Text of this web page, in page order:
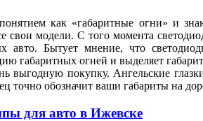
как «габаритные огни» и
свои модели. С того момента
авто. Бытует мнение, что
габаритных огней и выделяет
выгодную покупку. Ангельские
точно обозначит ваши габариты на
для авто в Ижевске